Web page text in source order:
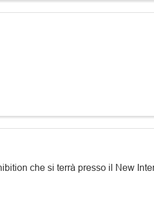
che si terrà presso il New